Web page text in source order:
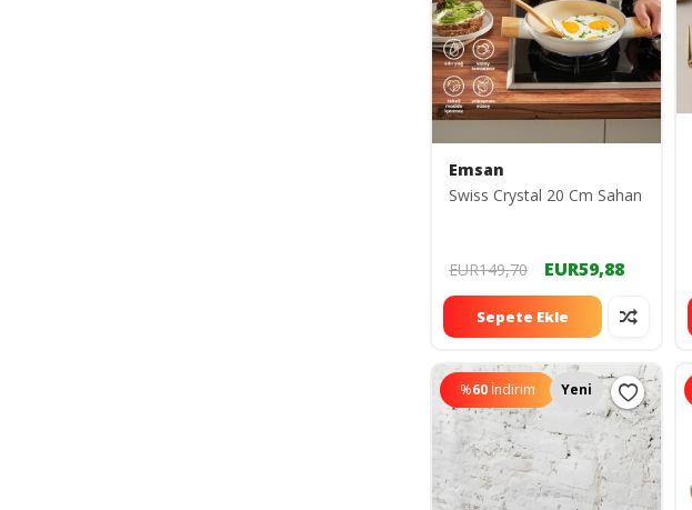
Emsan
Swiss Crystal 20 Cm Sahan
EUR149,70 EUR59,88
Sepete Ekle
%60 İndirim Yeni